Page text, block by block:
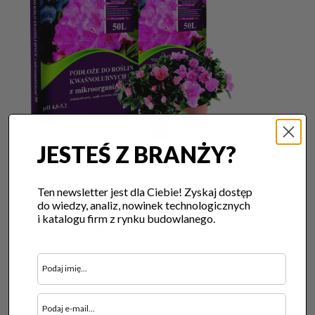
fot. Green Garden
Lider Budowlany: Wielu pasjonatów ogrodnictwa
alergików i wymuszają konieczność stosowania rękawic
ochronnych, aby uniemożliwić kontakt ziemi
ogrodniczej ze skórą.
JESTEŚ Z BRANŻY?
Ten newsletter jest dla Ciebie! Zyskaj dostęp
do wiedzy, analiz, nowinek technologicznych
i katalogu firm z rynku budowlanego.